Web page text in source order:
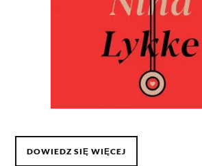
DOWIEDZ SIĘ WIĘCEJ